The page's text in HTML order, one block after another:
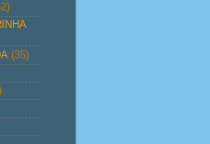
(35)